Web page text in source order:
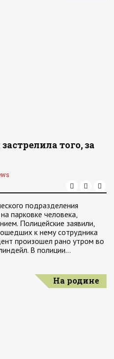
того, за
подразделения
парковке человека,
Полицейские заявили,
к нему сотрудника
произошел рано утром во
В полиции…
На родине